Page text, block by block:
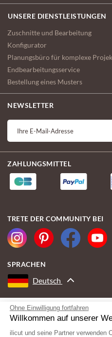
Ohne Einwilligung fortfahren
Willkommen auf unserer
ilicut und seine Partner verwenden
UNSERE DIENSTLEISTUNGEN
Zuschnitte und Bearbeitung
Konfigurator
Planungsbüro für komplexe
Endbearbeitungsservice
Bestellung eines Musters
NEWSLETTER
ZAHLUNGSMITTEL
TRETE DER COMMUNITY BEI
SPRACHEN
Deutsch
MIT DER